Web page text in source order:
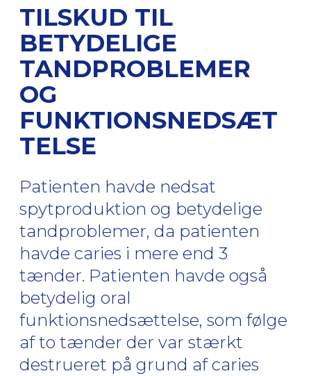
TILSKUD TIL
BETYDELIGE
TANDPROBLEMER
OG
FUNKTIONSNEDSÆT
TELSE
Patienten havde nedsat
spytproduktion og betydelige
tandproblemer, da patienten
havde caries i mere end 3
tænder. Patienten havde også
betydelig oral
funktionsnedsættelse, som følge
af to tænder der var stærkt
destrueret på grund af caries